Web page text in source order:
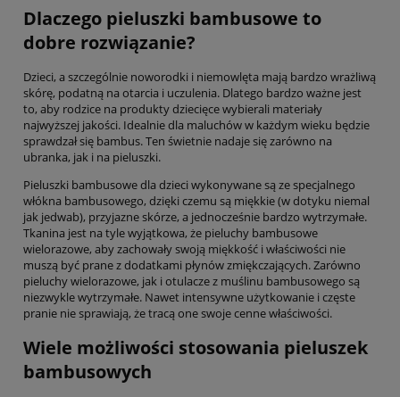
Dlaczego pieluszki bambusowe to
dobre rozwiązanie?
Dzieci, a szczególnie noworodki i niemowlęta mają bardzo wrażliwą
skórę, podatną na otarcia i uczulenia. Dlatego bardzo ważne jest
to, aby rodzice na produkty dziecięce wybierali materiały
najwyższej jakości. Idealnie dla maluchów w każdym wieku będzie
sprawdzał się bambus. Ten świetnie nadaje się zarówno na
ubranka, jak i na pieluszki.
Pieluszki bambusowe dla dzieci wykonywane są ze specjalnego
włókna bambusowego, dzięki czemu są miękkie (w dotyku niemal
jak jedwab), przyjazne skórze, a jednocześnie bardzo wytrzymałe.
Tkanina jest na tyle wyjątkowa, że pieluchy bambusowe
wielorazowe, aby zachowały swoją miękkość i właściwości nie
muszą być prane z dodatkami płynów zmiękczających. Zarówno
pieluchy wielorazowe, jak i otulacze z muślinu bambusowego są
niezwykle wytrzymałe. Nawet intensywne użytkowanie i częste
pranie nie sprawiają, że tracą one swoje cenne właściwości.
Wiele możliwości stosowania pieluszek
bambusowych